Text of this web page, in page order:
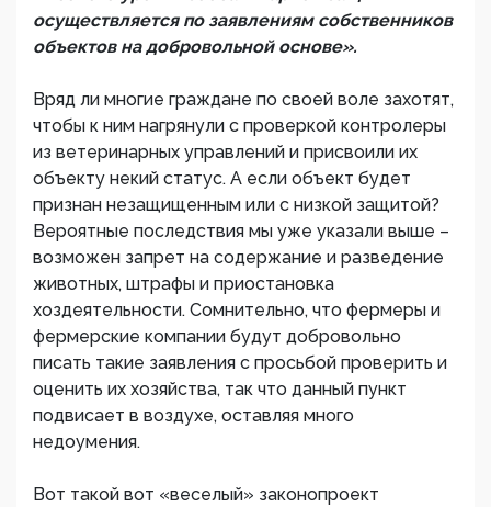
осуществляется по заявлениям собственников
объектов на добровольной основе».
Вряд ли многие граждане по своей воле захотят,
чтобы к ним нагрянули с проверкой контролеры
из ветеринарных управлений и присвоили их
объекту некий статус. А если объект будет
признан незащищенным или с низкой защитой?
Вероятные последствия мы уже указали выше –
возможен запрет на содержание и разведение
животных, штрафы и приостановка
хоздеятельности. Сомнительно, что фермеры и
фермерские компании будут добровольно
писать такие заявления с просьбой проверить и
оценить их хозяйства, так что данный пункт
подвисает в воздухе, оставляя много
недоумения.
Вот такой вот «веселый» законопроект